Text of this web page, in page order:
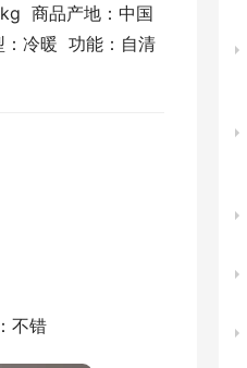
商品产地：中国
冷暖  功能：自清
不错